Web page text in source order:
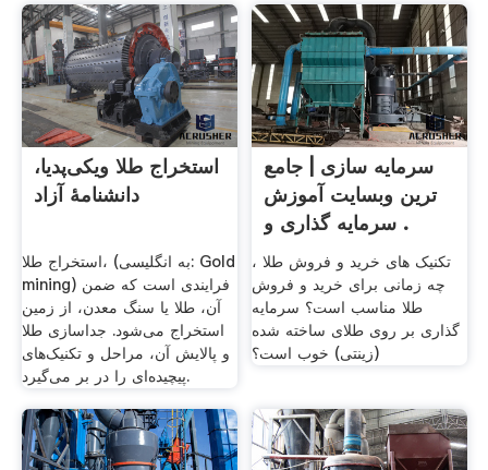
استخراج طلا ویکی‌پدیا،
دانشنامهٔ آزاد
استخراج طلا، (به انگلیسی: Gold
mining) فرایندی است که ضمن
آن، طلا یا سنگ معدن، از زمین
استخراج می‌شود. جداسازی طلا
و پالایش آن، مراحل و تکنیک‌های
پیچیده‌ای را در بر می‌گیرد.
سرمایه سازی | جامع
ترین وبسایت آموزش
سرمایه گذاری و .
تکنیک های خرید و فروش طلا ،
چه زمانی برای خرید و فروش
طلا مناسب است؟ سرمایه
گذاری بر روی طلای ساخته شده
(زینتی) خوب است؟